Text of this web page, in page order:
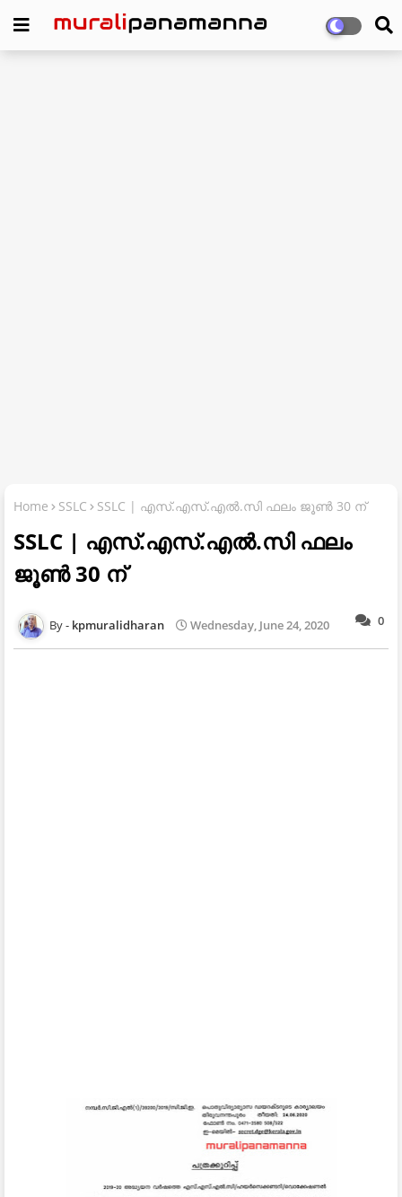
Home SSLC SSLC | എസ്.എസ്.എൽ.സി ഫലം ജൂൺ 30 ന്
SSLC | എസ്.എസ്.എൽ.സി ഫലം
ജൂൺ 30 ന്
0
kpmuralidharan Wednesday, June 24, 2020